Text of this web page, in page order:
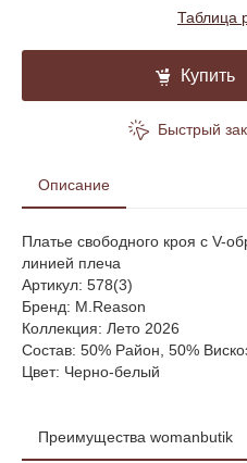
Таблица
Купить
Быстрый
Описание
Платье свободного кроя с V-
линией плеча
Артикул: 578(3)
Бренд: M.Reason
Коллекция: Лето 2026
Состав: 50% Район, 50%
Цвет: Черно-белый
Преимущества womanbutik